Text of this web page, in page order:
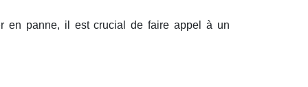
en panne, il est crucial de faire appel à un